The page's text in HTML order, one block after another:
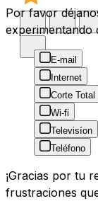
Por favor
experimentando
E-mail
Internet
Corte Total
Wi-fi
Televisíon
Teléfono
¡Gracias por tu
frustraciones